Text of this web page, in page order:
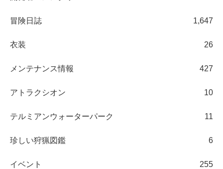
冒険日誌 1,647
衣装 26
メンテナンス情報 427
アトラクシオン 10
テルミアンウォーターパーク 11
珍しい狩猟図鑑 6
イベント 255